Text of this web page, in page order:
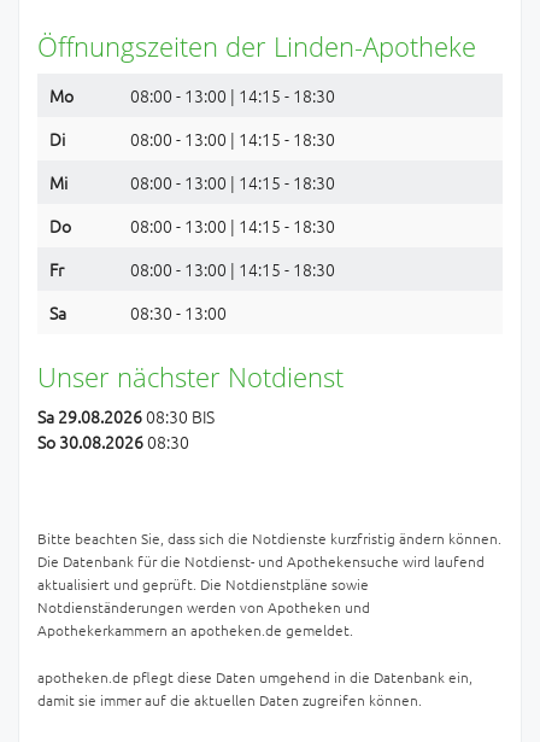
Öffnungszeiten der Linden-Apotheke
Mo
08:00 - 13:00 | 14:15 - 18:30
Di
08:00 - 13:00 | 14:15 - 18:30
Mi
08:00 - 13:00 | 14:15 - 18:30
Do
08:00 - 13:00 | 14:15 - 18:30
Fr
08:00 - 13:00 | 14:15 - 18:30
Sa
08:30 - 13:00
Unser nächster Notdienst
Sa 29.08.202608:30 BIS
So 30.08.202608:30
Bitte beachten Sie, dass sich die Notdienste kurzfristig ändern können.
Die Datenbank für die Notdienst- und Apothekensuche wird laufend
aktualisiert und geprüft. Die Notdienstpläne sowie
Notdienständerungen werden von Apotheken und
Apothekerkammern an apotheken.de gemeldet.
apotheken.de pflegt diese Daten umgehend in die Datenbank ein,
damit sie immer auf die aktuellen Daten zugreifen können.